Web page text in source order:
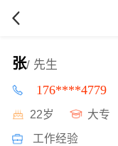
张/ 先生
176****4779
22岁 大专
工作经验